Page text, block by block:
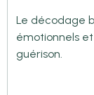
Le décodage
émotionnels
guérison.